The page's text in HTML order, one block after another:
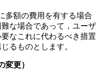
多額の費用を有する場合
な場合であって，ユーザ
なこれに代わるべき措置
るものとします。
変更）